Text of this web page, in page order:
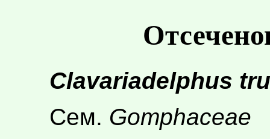
Clavariadelphus
Сем. Gomphaceae